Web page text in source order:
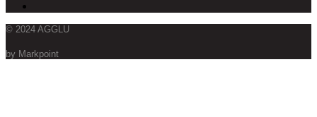
© 2024 AGGLU
by Markpoint